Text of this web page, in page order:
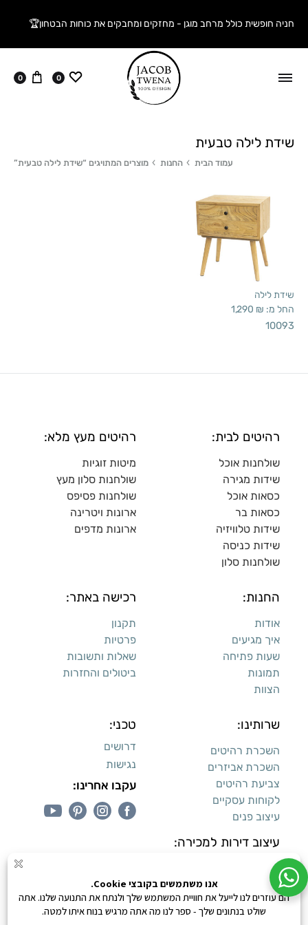
חניה חופשית כולל מרחב מוגן - מחזקים ומחבקים את כוחות הבטחון🏆
ווישליסט
0 עגלה
0
שידת לילה טבעית
עמוד הבית החנות מוצרים המתויגים “שידת לילה טבעית”
שידת לילה
החל מ: 1,290 ₪
10093
רהיטים לבית:
שולחנות אוכל
שידות מגירה
כסאות אוכל
כסאות בר
שידות טלוויזיה
שידות כניסה
שולחנות סלון
רהיטים מעץ מלא:
מיטות זוגיות
שולחנות סלון מעץ
שולחנות פסיפס
ארונות ויטרינה
ארונות מדפים
החנות:
אודות
איך מגיעים
שעות פתיחה
תמונות
הצוות
רכישה באתר:
תקנון
פרטיות
שאלות ותשובות
ביטולים והחזרות
שרותינו:
השכרת רהיטים
השכרת אביזרים
צביעת רהיטים
לקוחות עסקיים
עיצוב פנים
עיצוב דירות למכירה:
טכני:
דרושים
נגישות
עקבו אחרינו:
קנייה מאובטחת 0